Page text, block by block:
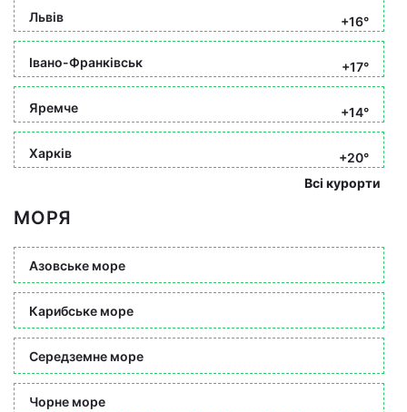
Львів +16°
Івано-Франківськ +17°
Яремче +14°
Харків
+20°
Всі курорти
МОРЯ
Азовське море
Карибське море
Середземне море
Чорне море